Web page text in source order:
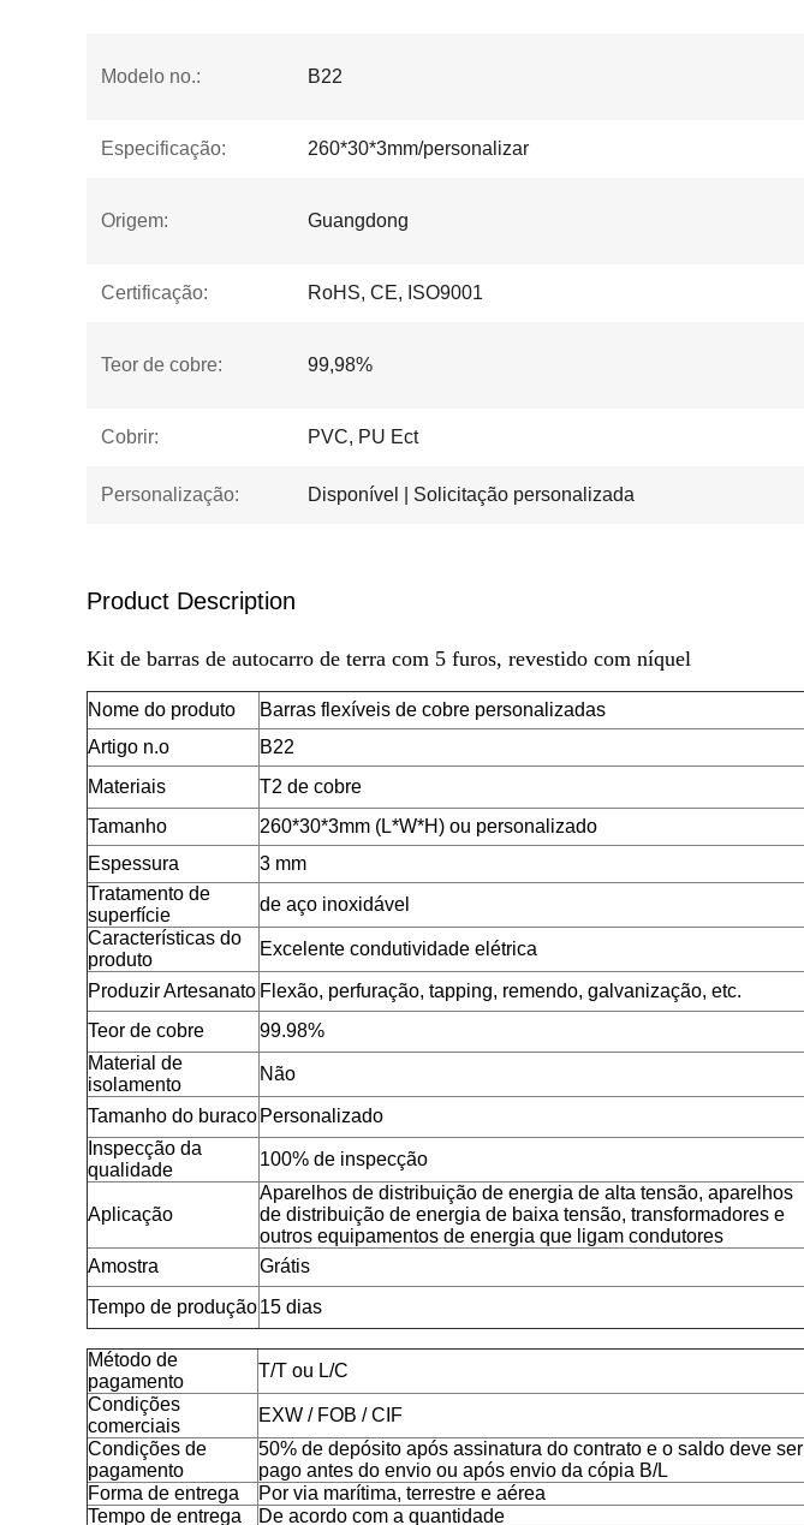
Modelo no.: B22
Especificação: 260*30*3mm/personalizar
Origem: Guangdong
Certificação: RoHS, CE, ISO9001
Teor de cobre: 99,98%
Cobrir: PVC, PU Ect
Personalização: Disponível | Solicitação personalizada
Product Description
Kit de barras de autocarro de terra com 5 furos, revestido com níquel
Nome do produto
Barras flexíveis de cobre personalizadas
Artigo n.o
B22
Materiais
T2 de cobre
Tamanho
260*30*3mm (L*W*H) ou personalizado
Espessura
3 mm
Tratamento de
superfície
de aço inoxidável
Características do
produto
Excelente condutividade elétrica
Produzir Artesanato Flexão, perfuração, tapping, remendo, galvanização, etc.
Teor de cobre
99.98%
Material de
isolamento
Não
Tamanho do buraco Personalizado
Inspecção da
qualidade
100% de inspecção
Aplicação
Aparelhos de distribuição de energia de alta tensão, aparelhos
de distribuição de energia de baixa tensão, transformadores e
outros equipamentos de energia que ligam condutores
Amostra
Grátis
Tempo de produção15 dias
Método de
pagamento
T/T ou L/C
Condições
comerciais
EXW / FOB / CIF
Condições de
pagamento
50% de depósito após assinatura do contrato e o saldo deve ser
pago antes do envio ou após envio da cópia B/L
Forma de entrega
Por via marítima, terrestre e aérea
Tempo de entrega
De acordo com a quantidade